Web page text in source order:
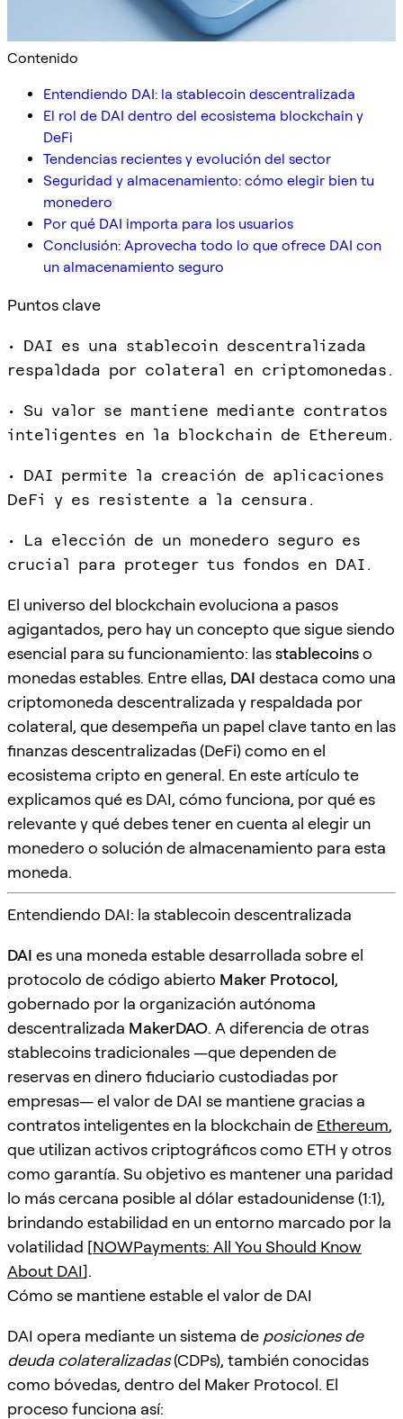
Contenido
Entendiendo DAI: la stablecoin descentralizada
El rol de DAI dentro del ecosistema blockchain y
DeFi
Tendencias recientes y evolución del sector
Seguridad y almacenamiento: cómo elegir bien tu
monedero
Por qué DAI importa para los usuarios
Conclusión: Aprovecha todo lo que ofrece DAI con
un almacenamiento seguro
Puntos clave
• DAI es una stablecoin descentralizada
respaldada por colateral en criptomonedas.
• Su valor se mantiene mediante contratos
inteligentes en la blockchain de Ethereum.
• DAI permite la creación de aplicaciones
DeFi y es resistente a la censura.
• La elección de un monedero seguro es
crucial para proteger tus fondos en DAI.
El universo del blockchain evoluciona a pasos
agigantados, pero hay un concepto que sigue siendo
esencial para su funcionamiento: lasstablecoinso
monedas estables. Entre ellas, DAI destaca como una
criptomoneda descentralizada y respaldada por
colateral, que desempeña un papel clave tanto en las
finanzas descentralizadas (DeFi) como en el
ecosistema cripto en general. En este artículo te
explicamos qué es DAI, cómo funciona, por qué es
relevante y qué debes tener en cuenta al elegir un
monedero o solución de almacenamiento para esta
moneda.
Entendiendo DAI: la stablecoin descentralizada
DAI es una moneda estable desarrollada sobre el
protocolo de código abierto Maker Protocol,
gobernado por la organización autónoma
descentralizada MakerDAO. A diferencia de otras
stablecoins tradicionales —que dependen de
reservas en dinero fiduciario custodiadas por
empresas— el valor de DAI se mantiene gracias a
contratos inteligentes en la blockchain de Ethereum,
que utilizan activos criptográficos como ETH y otros
como garantía. Su objetivo es mantener una paridad
lo más cercana posible al dólar estadounidense (1:1),
brindando estabilidad en un entorno marcado por la
volatilidad [NOWPayments: All You Should Know
About DAI].
Cómo se mantiene estable el valor de DAI
DAI opera mediante un sistema de posiciones de
deuda colateralizadas(CDPs), también conocidas
como bóvedas, dentro del Maker Protocol. El
proceso funciona así: